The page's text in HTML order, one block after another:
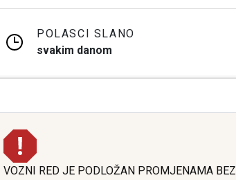
POLASCI SLANO
svakim danom
VOZNI RED JE PODLOŽAN PROMJENAMA BEZ